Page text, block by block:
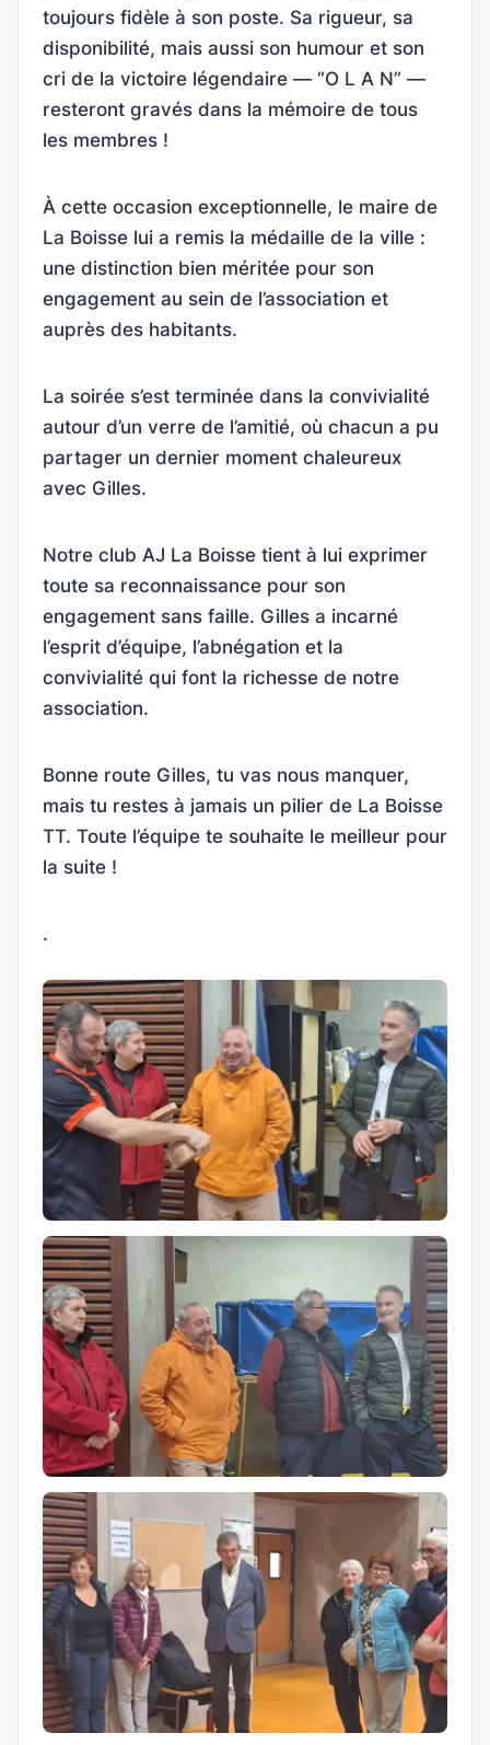
toujours fidèle à son poste. Sa rigueur, sa
disponibilité, mais aussi son humour et son
cri de la victoire légendaire — “O L A N” —
resteront gravés dans la mémoire de tous
les membres !
À cette occasion exceptionnelle, le maire de
La Boisse lui a remis la médaille de la ville :
une distinction bien méritée pour son
engagement au sein de l’association et
auprès des habitants.
La soirée s’est terminée dans la convivialité
autour d’un verre de l’amitié, où chacun a pu
partager un dernier moment chaleureux
avec Gilles.
Notre club AJ La Boisse tient à lui exprimer
toute sa reconnaissance pour son
engagement sans faille. Gilles a incarné
l’esprit d’équipe, l’abnégation et la
convivialité qui font la richesse de notre
association.
Bonne route Gilles, tu vas nous manquer,
mais tu restes à jamais un pilier de La Boisse
TT. Toute l’équipe te souhaite le meilleur pour
la suite !
.